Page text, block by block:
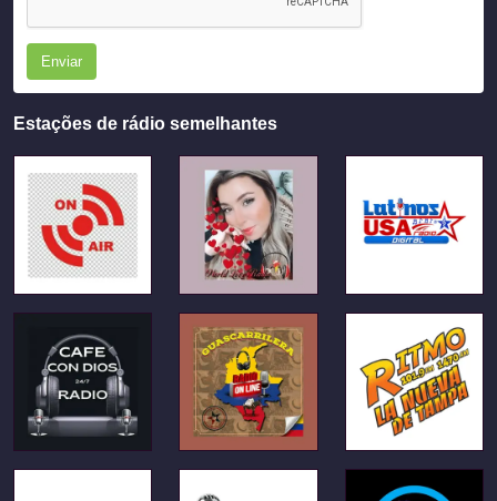
Enviar
Estações de rádio semelhantes